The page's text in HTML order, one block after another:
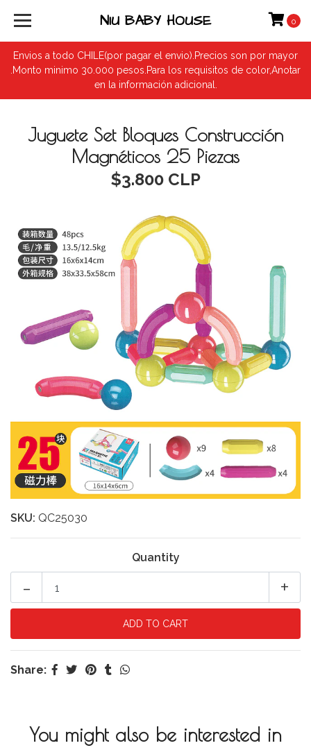
Envios a todo CHILE(por pagar el envio).Precios son por mayor
.Monto minimo 30.000 pesos.Para los requisitos de color,Anotar
en la información adicional.
NIU BABY HOUSE 0
Juguete Set Bloques Construcción
Magnéticos 25 Piezas
$3.800 CLP
SKU: QC25030
Quantity
+
-
Share:
You might also be interested in